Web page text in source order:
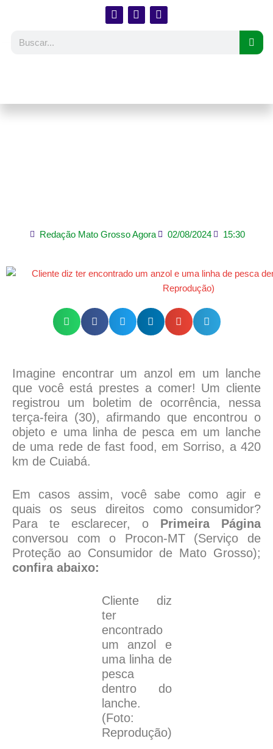
Redação Mato Grosso Agora 02/08/2024 15:30
Imagine encontrar um anzol em um lanche
que você está prestes a comer! Um cliente
registrou um boletim de ocorrência, nessa
terça-feira (30), afirmando que encontrou o
objeto e uma linha de pesca em um lanche
de uma rede de fast food, em Sorriso, a 420
km de Cuiabá.
Em casos assim, você sabe como agir e
quais os seus direitos como consumidor?
Para te esclarecer, o Primeira Página
conversou com o Procon-MT (Serviço de
Proteção ao Consumidor de Mato Grosso);
confira abaixo:
Cliente diz
ter
encontrado
um anzol e
uma linha de
pesca
dentro do
lanche.
(Foto:
Reprodução)